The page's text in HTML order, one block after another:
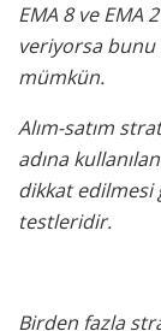
EMA 8 ve EMA
veriyorsa bunu
mümkün.
Alım-satım
adına
dikkat
testleridir.
Birden fazla